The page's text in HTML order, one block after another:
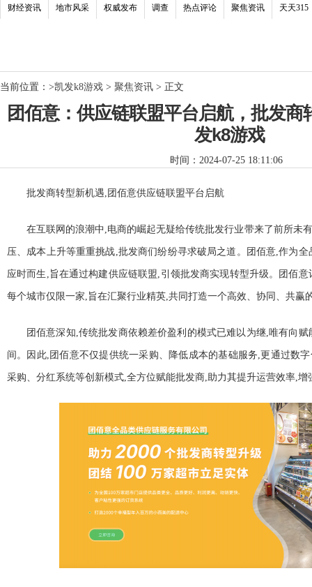
财经资讯 地市风采 权威发布 调查 热点评论 聚焦资讯 天天315
当前位置： >凯发k8游戏 > 聚焦资讯 > 正文
团佰意：供应链联盟平台启航，批发商
发k8游戏
时间：2024-07-25 18:11:06
批发商转型新机遇,团佰意供应链联盟平台启航
在互联网的浪潮中,电商的崛起无疑给传统批发行业带来了前所未
压、成本上升等重重挑战,批发商们纷纷寻求破局之道。团佰意,作为
应时而生,旨在通过构建供应链联盟,引领批发商实现转型升级。团佰
每个城市仅限一家,旨在汇聚行业精英,共同打造一个高效、协同、共赢
团佰意深知,传统批发商依赖差价盈利的模式已难以为继,唯有向
间。因此,团佰意不仅提供统一采购、降低成本的基础服务,更通过数
采购、分红系统等创新模式,全方位赋能批发商,助力其提升运营效率,增